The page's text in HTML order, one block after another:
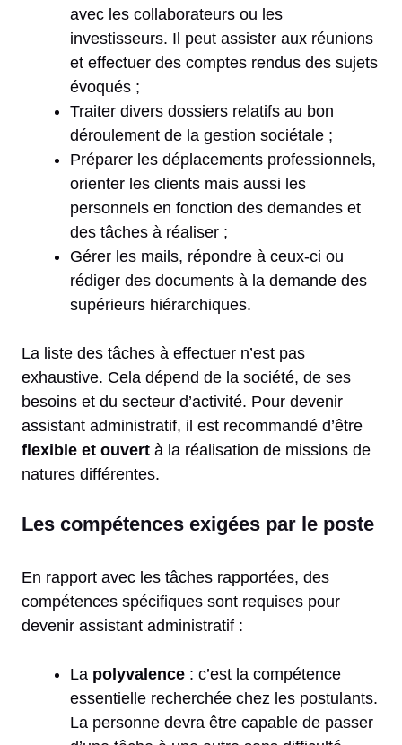
avec les collaborateurs ou les
investisseurs. Il peut assister aux réunions
et effectuer des comptes rendus des sujets
évoqués ;
Traiter divers dossiers relatifs au bon
déroulement de la gestion sociétale ;
Préparer les déplacements professionnels,
orienter les clients mais aussi les
personnels en fonction des demandes et
des tâches à réaliser ;
Gérer les mails, répondre à ceux-ci ou
rédiger des documents à la demande des
supérieurs hiérarchiques.
La liste des tâches à effectuer n’est pas
exhaustive. Cela dépend de la société, de ses
besoins et du secteur d’activité. Pour devenir
assistant administratif, il est recommandé d’être
flexible et ouvert à la réalisation de missions de
natures différentes.
Les compétences exigées par le poste
En rapport avec les tâches rapportées, des
compétences spécifiques sont requises pour
devenir assistant administratif :
La polyvalence : c’est la compétence
essentielle recherchée chez les postulants.
La personne devra être capable de passer